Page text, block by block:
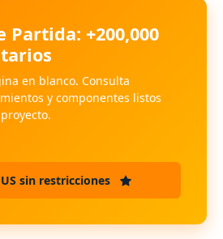
Partida: +200,000
en blanco. Consulta
y componentes listos
sin restricciones